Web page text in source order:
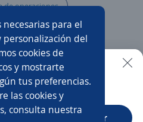
para el
del
cookies de
y mostrarte
tus preferencias.
las cookies y
consulta nuestra
de operaciones
Encargado/a de tienda
a de ventas
Gerente de compras
fácil en la app
Abrir